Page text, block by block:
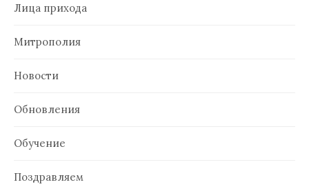
Лица прихода
Митрополия
Новости
Обновления
Обучение
Поздравляем